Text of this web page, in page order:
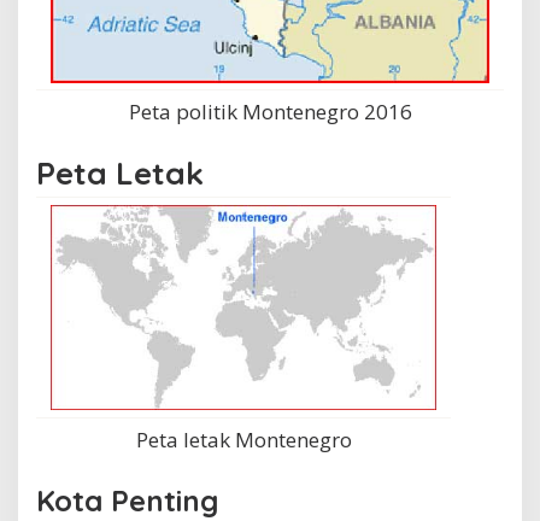
Peta politik Montenegro 2016
Peta Letak
Peta letak Montenegro
Kota Penting